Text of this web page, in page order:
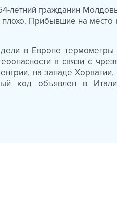
летний гражданин
Прибывшие на место
в Европе термометры
в связи с
на западе
код объявлен в